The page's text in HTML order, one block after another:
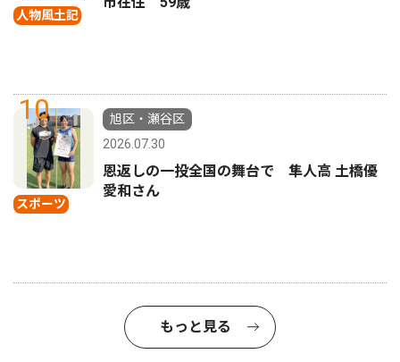
人物風土記
10
スポーツ
旭区・瀬谷区
2026.07.30
恩返しの一投全国の舞台で 隼人高 土橋優
愛和さん
もっと見る